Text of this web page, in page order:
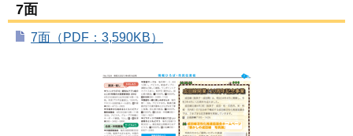
7面
7面（PDF：3,590KB）